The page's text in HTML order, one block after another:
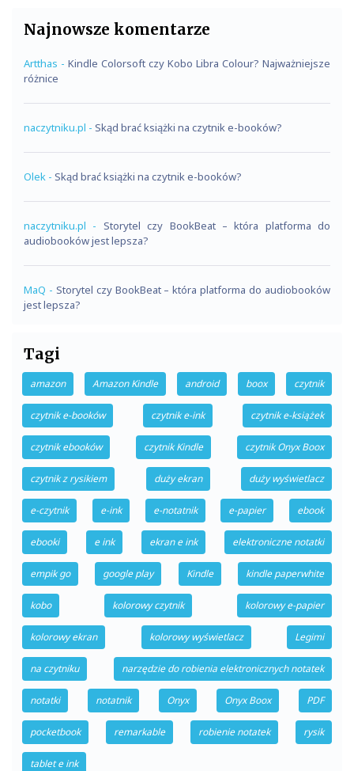
Najnowsze komentarze
Artthas - Kindle Colorsoft czy Kobo Libra Colour? Najważniejsze
różnice
naczytniku.pl - Skąd brać książki na czytnik e-booków?
Olek - Skąd brać książki na czytnik e-booków?
naczytniku.pl - Storytel czy BookBeat – która platforma do
audiobooków jest lepsza?
MaQ - Storytel czy BookBeat – która platforma do audiobooków
jest lepsza?
Tagi
amazon Amazon Kindle android boox czytnik
czytnik e-booków czytnik e-ink czytnik e-książek
czytnik ebooków czytnik Kindle czytnik Onyx Boox
czytnik z rysikiem duży ekran duży wyświetlacz
e-czytnik e-ink e-notatnik e-papier ebook
ebooki e ink ekran e ink elektroniczne notatki
empik go google play Kindle kindle paperwhite
kobo kolorowy czytnik kolorowy e-papier
kolorowy ekran kolorowy wyświetlacz Legimi
na czytniku narzędzie do robienia elektronicznych notatek
notatki notatnik Onyx Onyx Boox PDF
pocketbook remarkable robienie notatek rysik
tablet e ink